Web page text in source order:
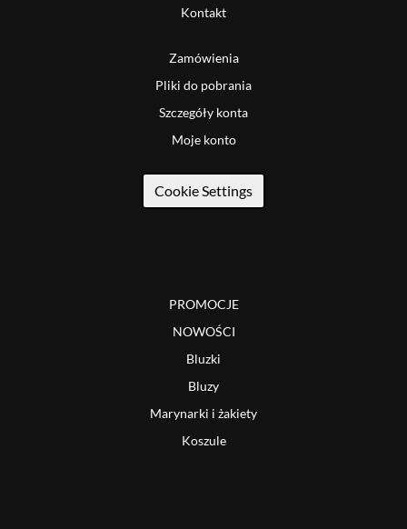
Kontakt
Zamówienia
Pliki do pobrania
Szczegóły konta
Moje konto
Cookie Settings
PROMOCJE
NOWOŚCI
Bluzki
Bluzy
Marynarki i żakiety
Koszule